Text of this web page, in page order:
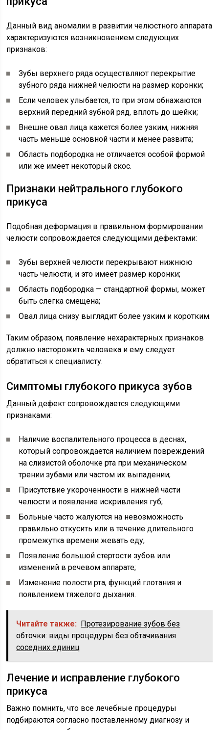
Данный вид аномалии в развитии челюстного аппарата
характеризуются возникновением следующих
признаков:
Зубы верхнего ряда осуществляют перекрытие
зубного ряда нижней челюсти на размер коронки;
Если человек улыбается, то при этом обнажаются
верхний передний зубной ряд, вплоть до шейки;
Внешне овал лица кажется более узким, нижняя
часть меньше основной части и менее развита;
Область подбородка не отличается особой формой
или же имеет некоторый скос.
Признаки нейтрального глубокого
прикуса
Подобная деформация в правильном формировании
челюсти сопровождается следующими дефектами:
Зубы верхней челюсти перекрывают нижнюю
часть челюсти, и это имеет размер коронки;
Область подбородка — стандартной формы, может
быть слегка смещена;
Овал лица снизу выглядит более узким и коротким.
Таким образом, появление нехарактерных признаков
должно насторожить человека и ему следует
обратиться к специалисту.
Симптомы глубокого прикуса зубов
Данный дефект сопровождается следующими
признаками:
Наличие воспалительного процесса в деснах,
который сопровождается наличием повреждений
на слизистой оболочке рта при механическом
трении зубами или частом их выпадении;
Присутствие укороченности в нижней части
челюсти и появление искривления губ;
Больные часто жалуются на невозможность
правильно откусить или в течение длительного
промежутка времени жевать еду;
Появление большой стертости зубов или
изменений в речевом аппарате;
Изменение полости рта, функций глотания и
появлением тяжелого дыхания.
Читайте также: Протезирование зубов без
обточки: виды процедуры без обтачивания
соседних единиц
Лечение и исправление глубокого
прикуса
Важно помнить, что все лечебные процедуры
подбираются согласно поставленному диагнозу и